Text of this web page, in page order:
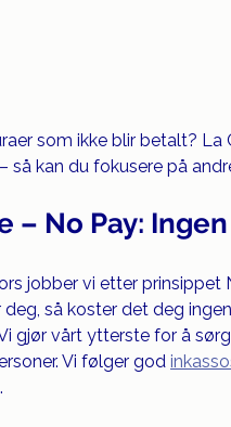
som ikke blir betalt?
så kan du fokusere på
– No Pay:
jobber vi etter prinsippet
så koster det deg
gjør vårt ytterste for å
Vi følger god